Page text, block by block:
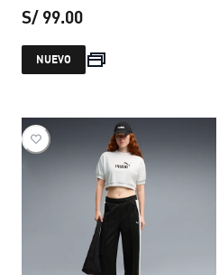
S/ 99.00
precio actual S/ 99.00
NUEVO